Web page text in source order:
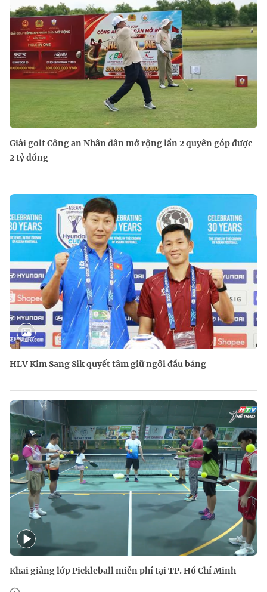
Giải golf Công an Nhân dân mở rộng lần 2 quyên góp được
2 tỷ đồng
HLV Kim Sang Sik quyết tâm giữ ngôi đầu bảng
Khai giảng lớp Pickleball miễn phí tại TP. Hồ Chí Minh